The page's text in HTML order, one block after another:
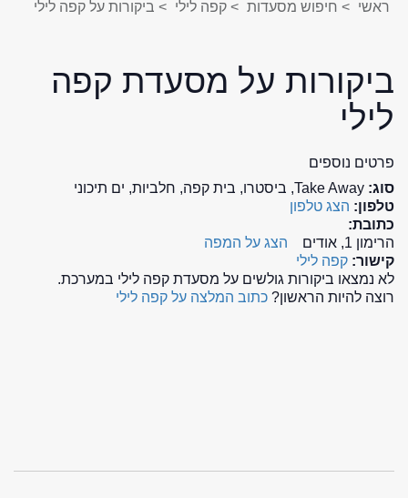
ראשי > חיפוש מסעדות > קפה לילי > ביקורות על קפה לילי
ביקורות על מסעדת קפה
לילי
פרטים נוספים
סוג: Take Away, ביסטרו, בית קפה, חלביות, ים תיכוני
טלפון: הצג טלפון
כתובת:
הרימון 1, אודים
הצג על המפה
קישור: קפה לילי
לא נמצאו ביקורות גולשים על מסעדת קפה לילי במערכת.
רוצה להיות הראשון? כתוב המלצה על קפה לילי